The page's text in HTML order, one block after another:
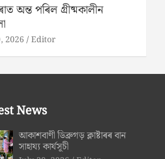
অন্ত পৰিল গ্ৰীষ্মকালীন
2026 Editor
News
আকাশবাণী ডিব্ৰুগড় ক্লাষ্টাৰৰ বান
সাহায্য কাৰ্যসূচী